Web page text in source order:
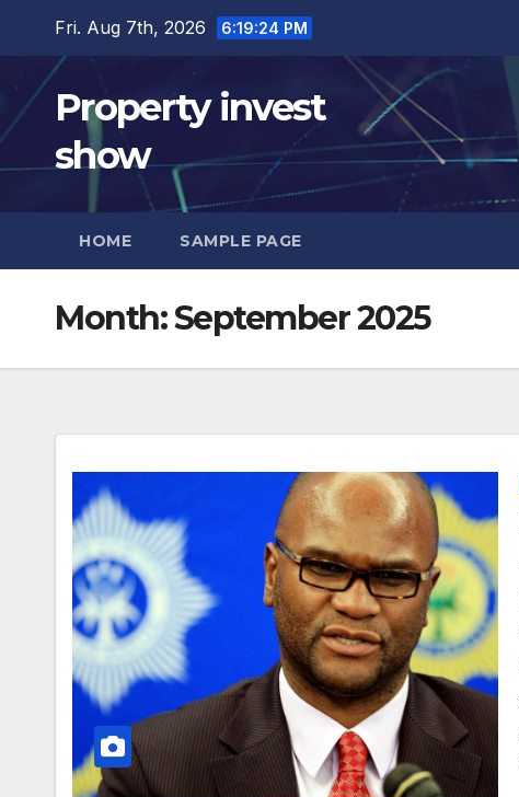
content
Fri. Aug 7th, 2026 6:19:26 PM
Property invest
show
HOME SAMPLE PAGE
Month:September 2025